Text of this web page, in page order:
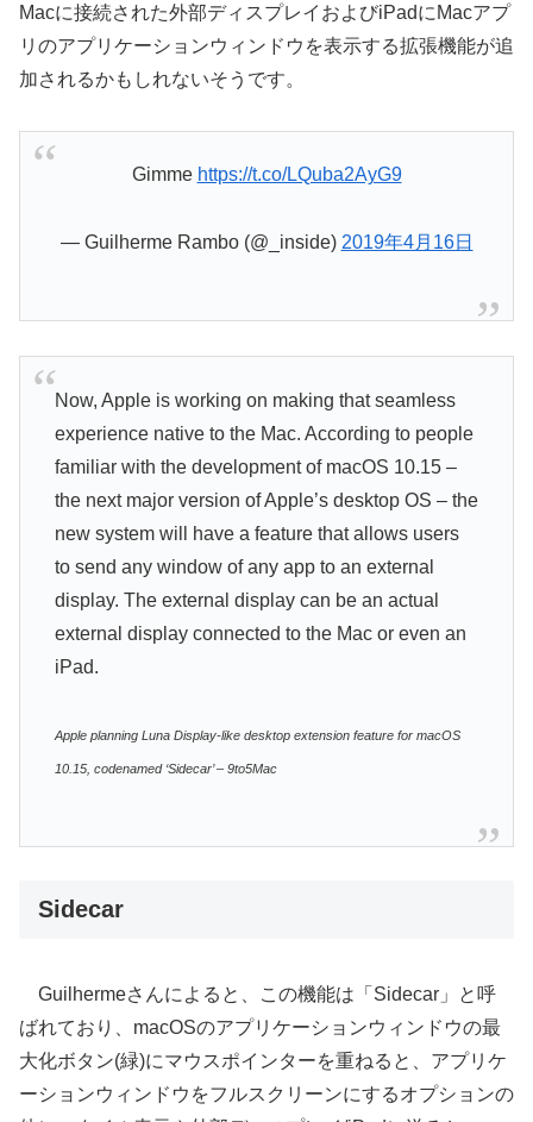
Macに接続された外部ディスプレイおよびiPadにMacアプ
リのアプリケーションウィンドウを表示する拡張機能が追
加されるかもしれないそうです。
Gimme https://t.co/LQuba2AyG9
— Guilherme Rambo (@_inside) 2019年4月16日
Now, Apple is working on making that seamless
experience native to the Mac. According to people
familiar with the development of macOS 10.15 –
the next major version of Apple’s desktop OS – the
new system will have a feature that allows users
to send any window of any app to an external
display. The external display can be an actual
external display connected to the Mac or even an
iPad.
Apple planning Luna Display-like desktop extension feature for macOS
10.15, codenamed ‘Sidecar’ – 9to5Mac
Sidecar
Guilhermeさんによると、この機能は「Sidecar」と呼
ばれており、macOSのアプリケーションウィンドウの最
大化ボタン(緑)にマウスポインターを重ねると、アプリケ
ーションウィンドウをフルスクリーンにするオプションの